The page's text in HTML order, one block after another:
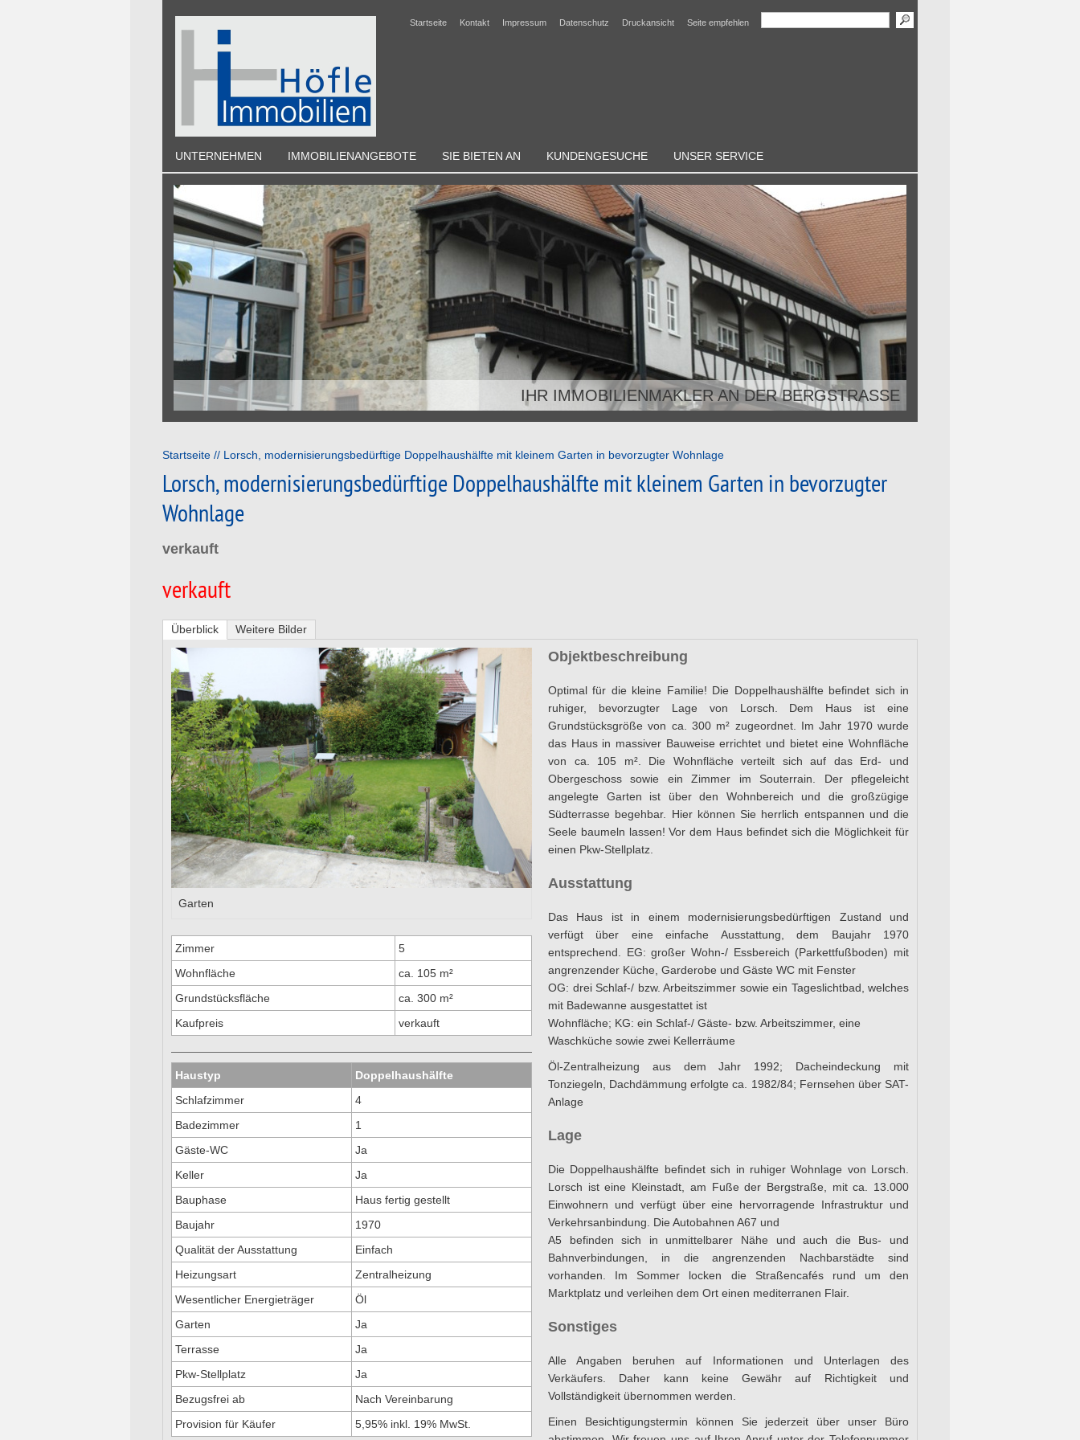
Startseite Kontakt Impressum Datenschutz Druckansicht Seite empfehlen
UNTERNEHMEN IMMOBILIENANGEBOTE SIE BIETEN AN KUNDENGESUCHE UNSER SERVICE
IHR IMMOBILIENMAKLER AN DER BERGSTRASSE
Startseite Lorsch, modernisierungsbedürftige Doppelhaushälfte mit kleinem Garten in bevorzugter Wohnlage
Lorsch, modernisierungsbedürftige Doppelhaushälfte mit kleinem Garten in bevorzugter
Wohnlage
verkauft
verkauft
Überblick Weitere Bilder
Garten
Zimmer
5
Wohnfläche
ca. 105 m²
Grundstücksfläche
ca. 300 m²
Kaufpreis
verkauft
Haustyp
Doppelhaushälfte
Schlafzimmer
4
Badezimmer
1
Gäste-WC
Ja
Keller
Ja
Bauphase
Haus fertig gestellt
Baujahr
1970
Qualität der Ausstattung
Einfach
Heizungsart
Zentralheizung
Wesentlicher Energieträger
Öl
Garten
Ja
Terrasse
Ja
Pkw-Stellplatz
Ja
Bezugsfrei ab
Nach Vereinbarung
Provision für Käufer
5,95% inkl. 19% MwSt.
Objektbeschreibung
Optimal für die kleine Familie! Die Doppelhaushälfte befindet sich in
ruhiger, bevorzugter Lage von Lorsch. Dem Haus ist eine
Grundstücksgröße von ca. 300 m² zugeordnet. Im Jahr 1970 wurde
das Haus in massiver Bauweise errichtet und bietet eine Wohnfläche
von ca. 105 m². Die Wohnfläche verteilt sich auf das Erd- und
Obergeschoss sowie ein Zimmer im Souterrain. Der pflegeleicht
angelegte Garten ist über den Wohnbereich und die großzügige
Südterrasse begehbar. Hier können Sie herrlich entspannen und die
Seele baumeln lassen! Vor dem Haus befindet sich die Möglichkeit für
einen Pkw-Stellplatz.
Ausstattung
Das Haus ist in einem modernisierungsbedürftigen Zustand und
verfügt über eine einfache Ausstattung, dem Baujahr 1970
entsprechend. EG: großer Wohn-/ Essbereich (Parkettfußboden) mit
angrenzender Küche, Garderobe und Gäste WC mit Fenster
OG: drei Schlaf-/ bzw. Arbeitszimmer sowie ein Tageslichtbad, welches
mit Badewanne ausgestattet ist
Wohnfläche; KG: ein Schlaf-/ Gäste- bzw. Arbeitszimmer, eine
Waschküche sowie zwei Kellerräume
Öl-Zentralheizung aus dem Jahr 1992; Dacheindeckung mit
Tonziegeln, Dachdämmung erfolgte ca. 1982/84; Fernsehen über SAT-
Anlage
Lage
Die Doppelhaushälfte befindet sich in ruhiger Wohnlage von Lorsch.
Lorsch ist eine Kleinstadt, am Fuße der Bergstraße, mit ca. 13.000
Einwohnern und verfügt über eine hervorragende Infrastruktur und
Verkehrsanbindung. Die Autobahnen A67 und
A5 befinden sich in unmittelbarer Nähe und auch die Bus- und
Bahnverbindungen, in die angrenzenden Nachbarstädte sind
vorhanden. Im Sommer locken die Straßencafés rund um den
Marktplatz und verleihen dem Ort einen mediterranen Flair.
Sonstiges
Alle Angaben beruhen auf Informationen und Unterlagen des
Verkäufers. Daher kann keine Gewähr auf Richtigkeit und
Vollständigkeit übernommen werden.
Einen Besichtigungstermin können Sie jederzeit über unser Büro